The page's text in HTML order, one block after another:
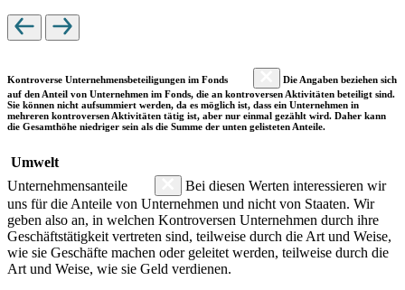
Kontroverse Unternehmensbeteiligungen im Fonds
Die Angaben beziehen sich
auf den Anteil von Unternehmen im Fonds, die an kontroversen Aktivitäten beteiligt sind.
Sie können nicht aufsummiert werden, da es möglich ist, dass ein Unternehmen in
mehreren kontroversen Aktivitäten tätig ist, aber nur einmal gezählt wird. Daher kann
die Gesamthöhe niedriger sein als die Summe der unten gelisteten Anteile.
Umwelt
Unternehmensanteile
Bei diesen Werten interessieren wir
uns für die Anteile von Unternehmen und nicht von Staaten. Wir
geben also an, in welchen Kontroversen Unternehmen durch ihre
Geschäftstätigkeit vertreten sind, teilweise durch die Art und Weise,
wie sie Geschäfte machen oder geleitet werden, teilweise durch die
Art und Weise, wie sie Geld verdienen.